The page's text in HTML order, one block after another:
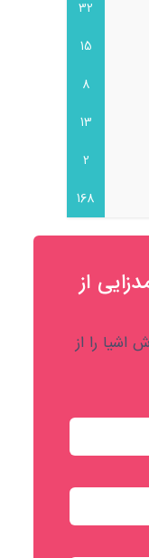
32
15
8
13
2
168
از
را از